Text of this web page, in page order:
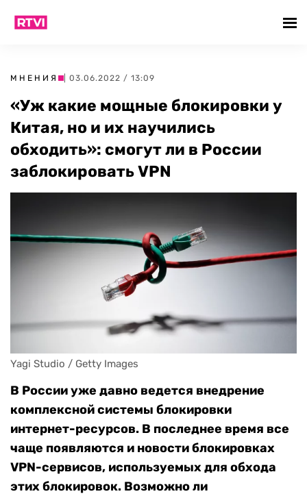
МНЕНИЯ | 03.06.2022 / 13:09
«Уж какие мощные блокировки у
Китая, но и их научились
обходить»: смогут ли в России
заблокировать VPN
Yagi Studio / Getty Images
В России уже давно ведется внедрение
комплексной системы блокировки
интернет-ресурсов. В последнее время все
чаще появляются и новости блокировках
VPN-сервисов, используемых для обхода
этих блокировок. Возможно ли